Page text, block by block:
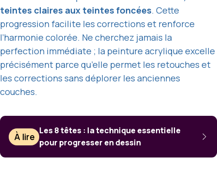
teintes claires aux teintes foncées. Cette
progression facilite les corrections et renforce
l’harmonie colorée. Ne cherchez jamais la
perfection immédiate ; la peinture acrylique excelle
précisément parce qu’elle permet les retouches et
les corrections sans déplorer les anciennes
couches.
À lire
Les 8 têtes : la technique essentielle
pour progresser en dessin